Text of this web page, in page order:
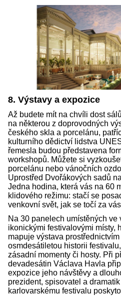
8. Výstavy a expozice
Až budete mít na chvíli dost
na některou z doprovodných
českého skla a porcelánu,
kulturního dědictví lidstva
řemesla budou představena
workshopů. Můžete si
porcelánu nebo vánočních
Uprostřed Dvořákových sadů
Jedna hodina, která vás na 60
klidového režimu: stačí se
venkovní svět, jak se točí za
Na 30 panelech umístěných ve
ikonickými festivalovými místy,
mapuje výstava
osmdesátiletou historii
zásadní momenty či hosty. Při
devadesátin Václava Havla
expozice jeho návštěvy a
prezident, spisovatel a
karlovarskému festivalu